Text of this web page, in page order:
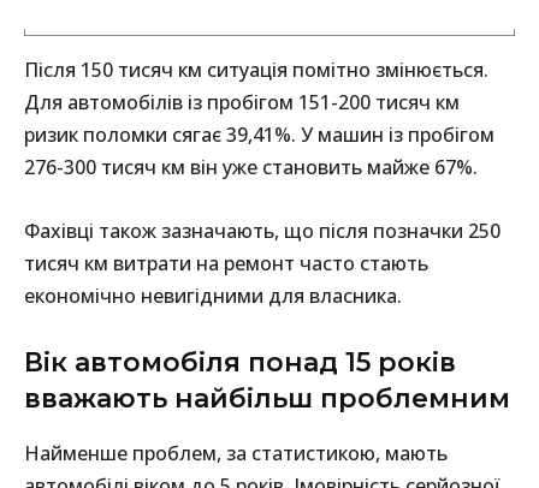
Після 150 тисяч км ситуація помітно змінюється.
Для автомобілів із пробігом 151-200 тисяч км
ризик поломки сягає 39,41%. У машин із пробігом
276-300 тисяч км він уже становить майже 67%.
Фахівці також зазначають, що після позначки 250
тисяч км витрати на ремонт часто стають
економічно невигідними для власника.
Вік автомобіля понад 15 років
вважають найбільш проблемним
Найменше проблем, за статистикою, мають